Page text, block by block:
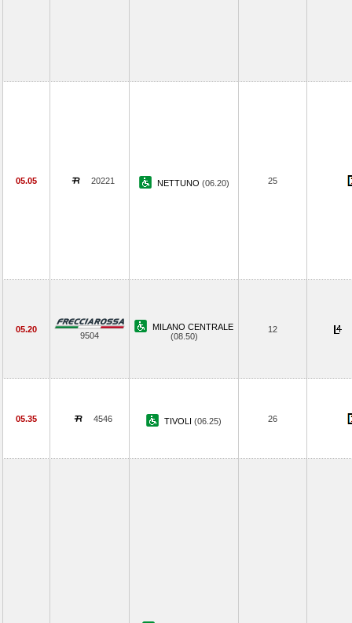
05.05 20221 NETTUNO (06.20) 25
05.20
9504
MILANO CENTRALE
(08.50)
12
05.35 4546 TIVOLI (06.25) 26